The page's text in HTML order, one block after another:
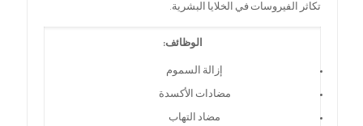
تكاثر الفيروسات في الخلايا البشرية.
الوظائف:
إزالة السموم
مضادات الأكسدة
مضاد التهاب